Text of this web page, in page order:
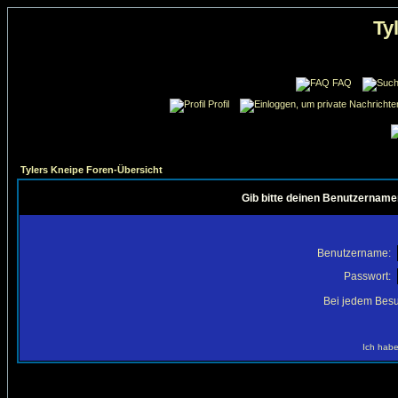
FAQ
Profil
Tylers Kneipe Foren-Übersicht
Gib bitte deinen
Benutzername:
Passwort:
Bei jedem
Ich